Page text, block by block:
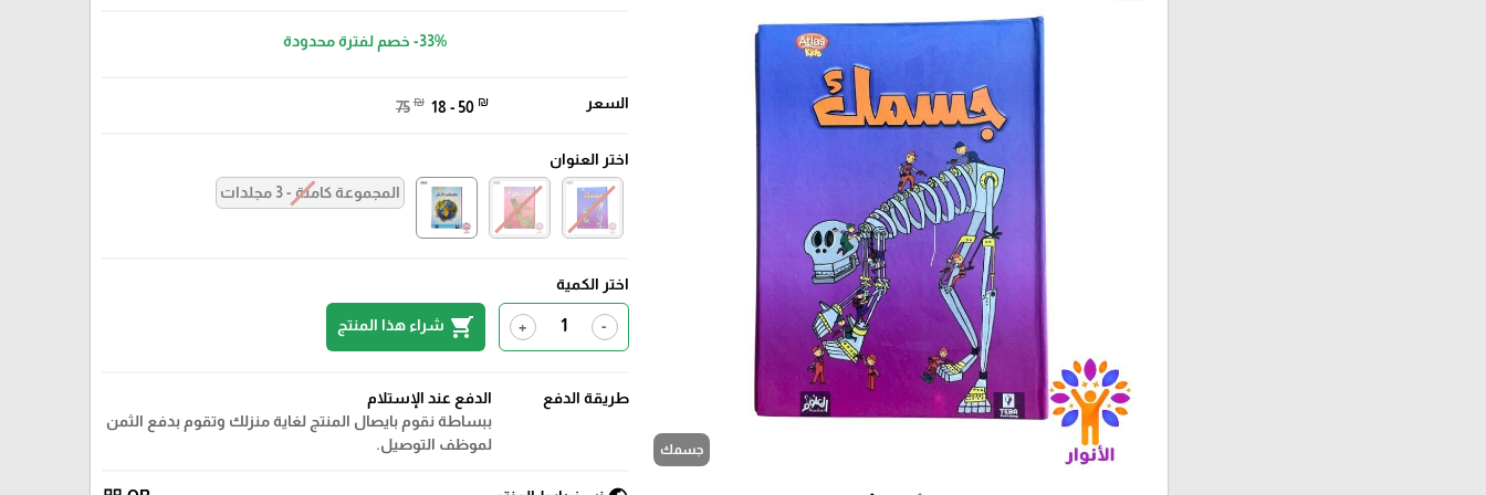
جسمك
-33%خصم لفترة محدودة
السعر 75 ₪ 18 - 50 ₪
اختر العنوان
المجموعة كاملة - 3 مجلدات
اختر الكمية
-
+
shopping_cart شراء هذا المنتج
طريقة الدفع
الدفع عند الإستلام
ببساطة نقوم بايصال المنتج لغاية منزلك وتقوم بدفع الثمن
لموظف التوصيل.